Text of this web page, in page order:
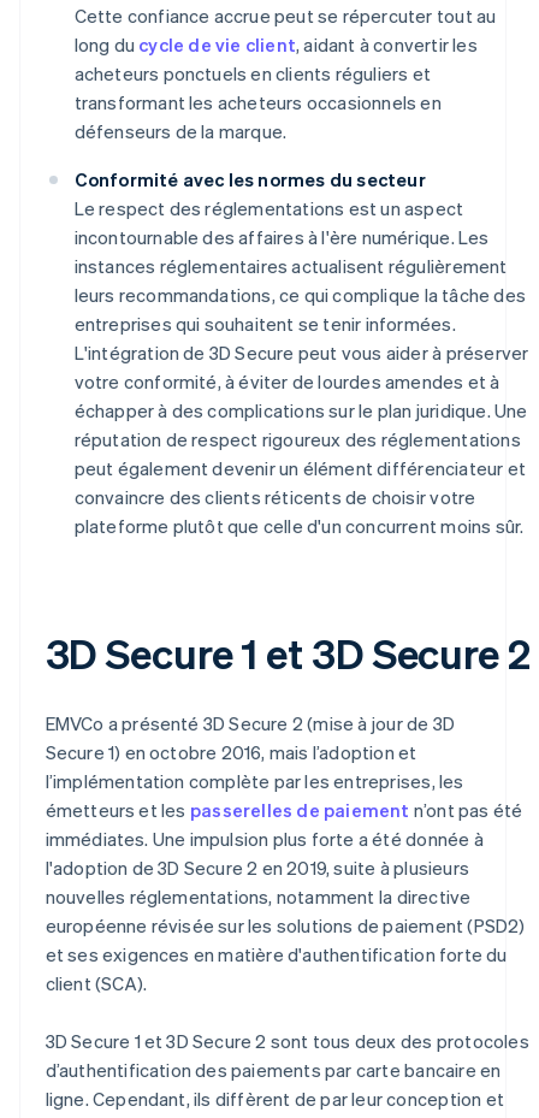
Cette confiance accrue peut se répercuter tout au
long du cycle de vie client, aidant à convertir les
acheteurs ponctuels en clients réguliers et
transformant les acheteurs occasionnels en
défenseurs de la marque.
Conformité avec les normes du secteur
Le respect des réglementations est un aspect
incontournable des affaires à l'ère numérique. Les
instances réglementaires actualisent régulièrement
leurs recommandations, ce qui complique la tâche des
entreprises qui souhaitent se tenir informées.
L'intégration de 3D Secure peut vous aider à préserver
votre conformité, à éviter de lourdes amendes et à
échapper à des complications sur le plan juridique. Une
réputation de respect rigoureux des réglementations
peut également devenir un élément différenciateur et
convaincre des clients réticents de choisir votre
plateforme plutôt que celle d'un concurrent moins sûr.
3D Secure 1 et 3D Secure 2
EMVCo a présenté 3D Secure 2 (mise à jour de 3D
Secure 1) en octobre 2016, mais l’adoption et
l’implémentation complète par les entreprises, les
émetteurs et les passerelles de paiement n’ont pas été
immédiates. Une impulsion plus forte a été donnée à
l'adoption de 3D Secure 2 en 2019, suite à plusieurs
nouvelles réglementations, notamment la directive
européenne révisée sur les solutions de paiement (PSD2)
et ses exigences en matière d'authentification forte du
client (SCA).
3D Secure 1 et 3D Secure 2 sont tous deux des protocoles
d’authentification des paiements par carte bancaire en
ligne. Cependant, ils diffèrent de par leur conception et